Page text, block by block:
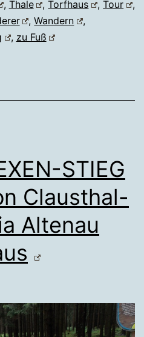
, Thale ,Torfhaus ,Tour
,
,Wandern
,
, zu Fuß
STIEG
Clausthal-
Altenau